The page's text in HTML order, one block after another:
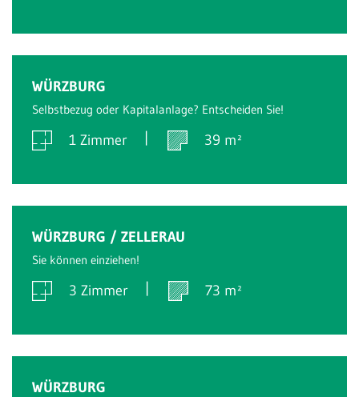
WÜRZBURG
Selbstbezug oder Kapitalanlage? Entscheiden Sie!
1 Zimmer 39 m²
WÜRZBURG / ZELLERAU
Sie können einziehen!
3 Zimmer 73 m²
WÜRZBURG